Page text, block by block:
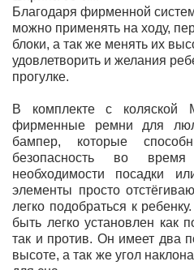
Благодаря фирменной
можно применять на ходу,
блоки, а так же менять их
удовлетворить и желания
прогулке.
В комплекте с коляской
фирменные ремни для
бампер, которые
безопасность во
необходимости посадки
элементы просто
легко подобраться к
быть легко установлен как
так и против. Он имеет два
высоте, а так же угол